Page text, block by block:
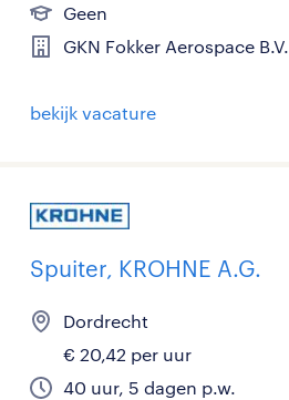
Geen
GKN Fokker Aerospace B.V.
bekijk vacature
Spuiter, KROHNE A.G.
Dordrecht
€ 20,42 per uur
40 uur, 5 dagen p.w.